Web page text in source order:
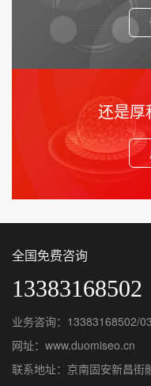
还是厚
全国免费咨询
13383168502
业务咨询：13383168502/
网址：www.duomiseo.cn
联系地址：京南固安新昌街